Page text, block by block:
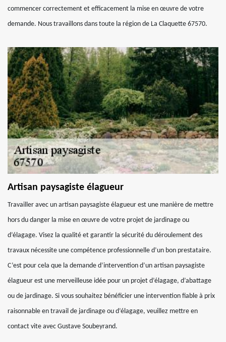
commencer correctement et efficacement la mise en œuvre de votre
demande. Nous travaillons dans toute la région de La Claquette 67570.
Artisan paysagiste élagueur
Travailler avec un artisan paysagiste élagueur est une manière de mettre
hors du danger la mise en œuvre de votre projet de jardinage ou
d’élagage. Visez la qualité et garantir la sécurité du déroulement des
travaux nécessite une compétence professionnelle d’un bon prestataire.
C’est pour cela que la demande d’intervention d’un artisan paysagiste
élagueur est une merveilleuse idée pour un projet d’élagage, d’abattage
ou de jardinage. Si vous souhaitez bénéficier une intervention fiable à prix
raisonnable en travail de jardinage ou d’élagage, veuillez mettre en
contact vite avec Gustave Soubeyrand.